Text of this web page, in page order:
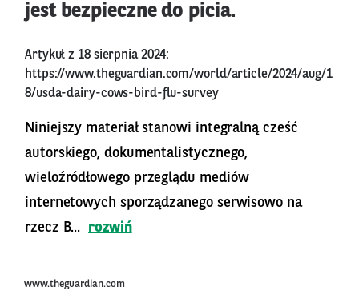
jest bezpieczne do picia.
Artykuł z 18 sierpnia 2024:
https://www.theguardian.com/world/article/2024/aug/1
8/usda-dairy-cows-bird-flu-survey
Niniejszy materiał stanowi integralną cześć
autorskiego, dokumentalistycznego,
wieloźródłowego przeglądu mediów
internetowych sporządzanego serwisowo na
rzecz B...
rozwiń
www.theguardian.com